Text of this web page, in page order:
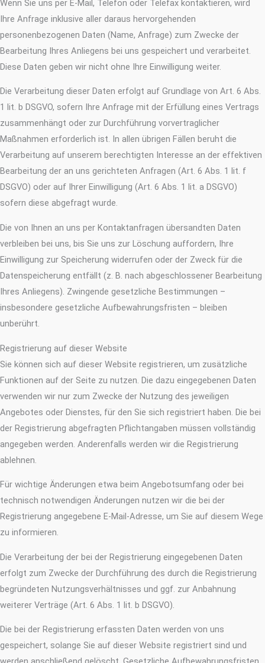
Wenn Sie uns per E-Mail, Telefon oder Telefax kontaktieren, wird
Ihre Anfrage inklusive aller daraus hervorgehenden
personenbezogenen Daten (Name, Anfrage) zum Zwecke der
Bearbeitung Ihres Anliegens bei uns gespeichert und verarbeitet.
Diese Daten geben wir nicht ohne Ihre Einwilligung weiter.
Die Verarbeitung dieser Daten erfolgt auf Grundlage von Art. 6 Abs.
1 lit. b DSGVO, sofern Ihre Anfrage mit der Erfüllung eines Vertrags
zusammenhängt oder zur Durchführung vorvertraglicher
Maßnahmen erforderlich ist. In allen übrigen Fällen beruht die
Verarbeitung auf unserem berechtigten Interesse an der effektiven
Bearbeitung der an uns gerichteten Anfragen (Art. 6 Abs. 1 lit. f
DSGVO) oder auf Ihrer Einwilligung (Art. 6 Abs. 1 lit. a DSGVO)
sofern diese abgefragt wurde.
Die von Ihnen an uns per Kontaktanfragen übersandten Daten
verbleiben bei uns, bis Sie uns zur Löschung auffordern, Ihre
Einwilligung zur Speicherung widerrufen oder der Zweck für die
Datenspeicherung entfällt (z. B. nach abgeschlossener Bearbeitung
Ihres Anliegens). Zwingende gesetzliche Bestimmungen –
insbesondere gesetzliche Aufbewahrungsfristen – bleiben
unberührt.
Registrierung auf dieser Website
Sie können sich auf dieser Website registrieren, um zusätzliche
Funktionen auf der Seite zu nutzen. Die dazu eingegebenen Daten
verwenden wir nur zum Zwecke der Nutzung des jeweiligen
Angebotes oder Dienstes, für den Sie sich registriert haben. Die bei
der Registrierung abgefragten Pflichtangaben müssen vollständig
angegeben werden. Anderenfalls werden wir die Registrierung
ablehnen.
Für wichtige Änderungen etwa beim Angebotsumfang oder bei
technisch notwendigen Änderungen nutzen wir die bei der
Registrierung angegebene E-Mail-Adresse, um Sie auf diesem Wege
zu informieren.
Die Verarbeitung der bei der Registrierung eingegebenen Daten
erfolgt zum Zwecke der Durchführung des durch die Registrierung
begründeten Nutzungsverhältnisses und ggf. zur Anbahnung
weiterer Verträge (Art. 6 Abs. 1 lit. b DSGVO).
Die bei der Registrierung erfassten Daten werden von uns
gespeichert, solange Sie auf dieser Website registriert sind und